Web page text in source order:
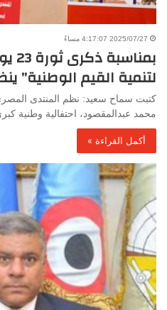
2025/07/27 4:17:07 مساءً
لتنمية القيم الوطنية”
كتبت سماح سعيد: نظم المنتدى المصري
محمد عبدالمقصود، احتفالية وطنية كبرى,
أكمل القراءة »